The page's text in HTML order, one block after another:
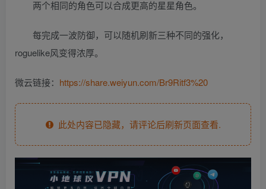
两个相同的角色可以合成更高的星星角色。
每完成一波防御，可以随机刷新三种不同的强化，
roguelike风变得浓厚。
微云链接： https://share.weiyun.com/Br9Ritf3%20
此处内容已隐藏，请评论后刷新页面查看.